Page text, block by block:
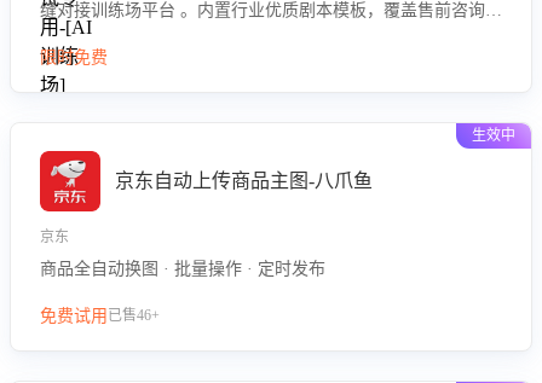
缝对接训练场平台 。内置行业优质剧本模板，覆盖售前咨询、
售后处理等全场景，消除复杂部署流程，节省90%的初始化时
间，助力企业快速启动智能客服训练
限时免费
生效中
京东自动上传商品主图-八爪鱼
京东
商品全自动换图 · 批量操作 · 定时发布
免费试用 已售46+